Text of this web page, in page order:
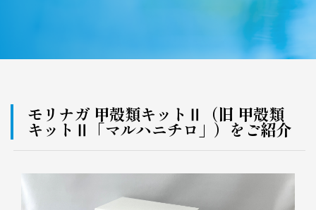
モリナガ 甲殻類キットⅡ（旧 甲殻類
キットⅡ「マルハニチロ」）をご紹介